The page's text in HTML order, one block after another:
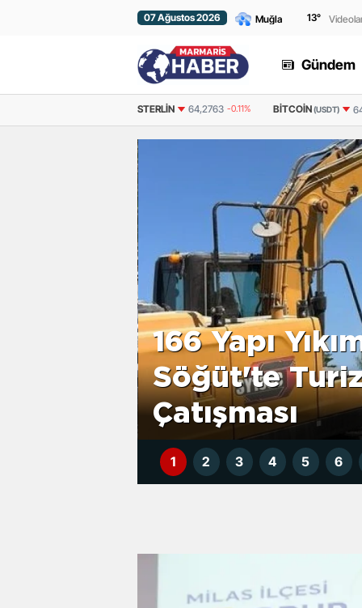
07 Ağustos 2026 13°
Gündem
BITCOIN (USDT) 64.416,00 -0.408%
Marmaris’te
Zabıta
1 2 3 4 5 6